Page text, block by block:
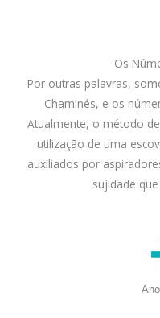
Os
Por outras palavras,
Chaminés, e os
Atualmente, o método
utilização de uma
auxiliados por
sujidade